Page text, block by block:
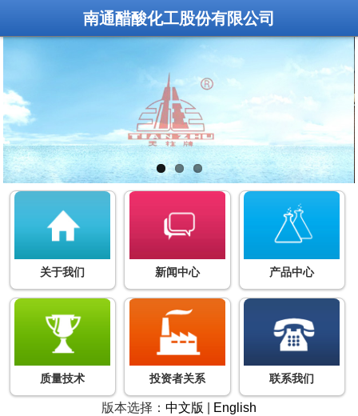
南通醋酸化工股份有限公司
关于我们 新闻中心 产品中心
质量技术 投资者关系 联系我们
版本选择： 中文版
English